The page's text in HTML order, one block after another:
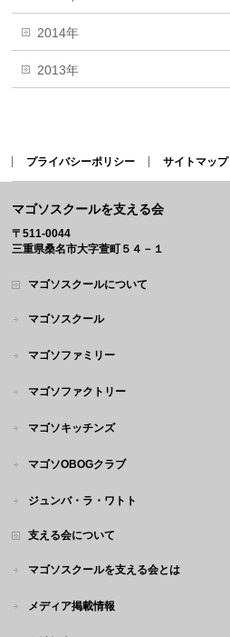
2014年
2013年
プライバシーポリシー サイトマップ
マゴソスクールを支える会
〒511-0044
三重県桑名市大字萱町５４－１
マゴソスクールについて
マゴソスクール
マゴソファミリー
マゴソファクトリー
マゴソキッチンズ
マゴソOBOGクラブ
ジュンバ・ラ・ワトト
支える会について
マゴソスクールを支える会とは
メディア掲載情報